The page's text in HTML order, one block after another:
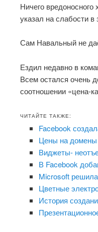
Ничего
указал на слабости в
Сам Навальный не
Ездил недавно в
Всем остался очень
соотношении «цена-
ЧИТАЙТЕ ТАКЖЕ:
Facebook
Цены на домены
Виджеты-
В Facebook
Microsoft
Цветные
История